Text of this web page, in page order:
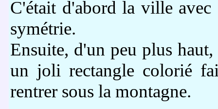
C'était d'abord la ville avec
symétrie.
Ensuite, d'un peu plus
un joli rectangle colorié
rentrer sous la montagne.